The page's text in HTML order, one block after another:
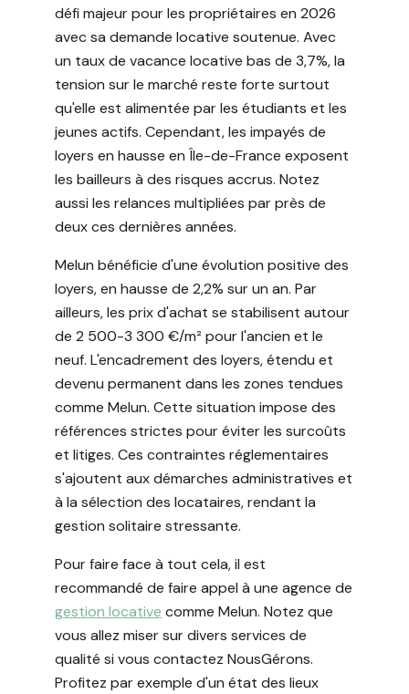
défi majeur pour les propriétaires en 2026
avec sa demande locative soutenue. Avec
un taux de vacance locative bas de 3,7%, la
tension sur le marché reste forte surtout
qu'elle est alimentée par les étudiants et les
jeunes actifs. Cependant, les impayés de
loyers en hausse en Île-de-France exposent
les bailleurs à des risques accrus. Notez
aussi les relances multipliées par près de
deux ces dernières années.
Melun bénéficie d'une évolution positive des
loyers, en hausse de 2,2% sur un an. Par
ailleurs, les prix d'achat se stabilisent autour
de 2 500-3 300 €/m² pour l'ancien et le
neuf. L'encadrement des loyers, étendu et
devenu permanent dans les zones tendues
comme Melun. Cette situation impose des
références strictes pour éviter les surcoûts
et litiges. Ces contraintes réglementaires
s'ajoutent aux démarches administratives et
à la sélection des locataires, rendant la
gestion solitaire stressante.
Pour faire face à tout cela, il est
recommandé de faire appel à une agence de
gestion locative comme Melun. Notez que
vous allez miser sur divers services de
qualité si vous contactez NousGérons.
Profitez par exemple d'un état des lieux